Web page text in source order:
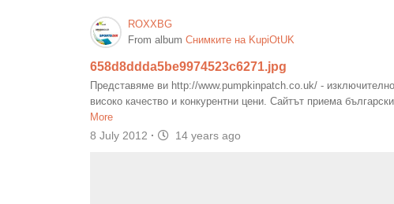
ROXXBG
From album Снимките на KupiOtUK
658d8ddda5be9974523c6271.jpg
Представяме ви http://www.pumpkinpatch.co.uk/ -
високо качество и конкурентни цени. Сайтът приема
More
8 July 2012 · 14 years ago